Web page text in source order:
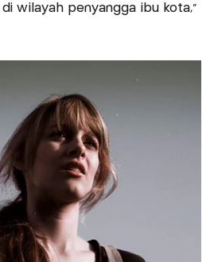
wilayah penyangga ibu kota,”